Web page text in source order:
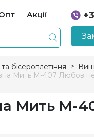
Акції
бісероплетіння
Мить М-407 Любов
Мить М-